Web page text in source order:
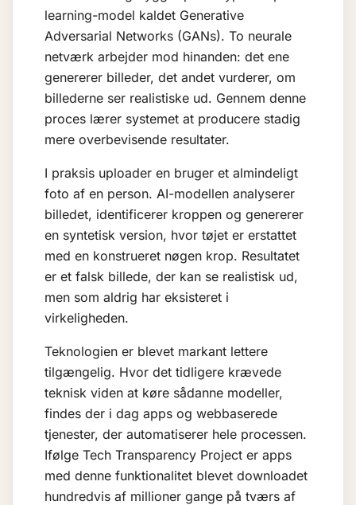
learning-model kaldet Generative
Adversarial Networks (GANs). To neurale
netværk arbejder mod hinanden: det ene
genererer billeder, det andet vurderer, om
billederne ser realistiske ud. Gennem denne
proces lærer systemet at producere stadig
mere overbevisende resultater.
I praksis uploader en bruger et almindeligt
foto af en person. AI-modellen analyserer
billedet, identificerer kroppen og genererer
en syntetisk version, hvor tøjet er erstattet
med en konstrueret nøgen krop. Resultatet
er et falsk billede, der kan se realistisk ud,
men som aldrig har eksisteret i
virkeligheden.
Teknologien er blevet markant lettere
tilgængelig. Hvor det tidligere krævede
teknisk viden at køre sådanne modeller,
findes der i dag apps og webbaserede
tjenester, der automatiserer hele processen.
Ifølge Tech Transparency Project er apps
med denne funktionalitet blevet downloadet
hundredvis af millioner gange på tværs af